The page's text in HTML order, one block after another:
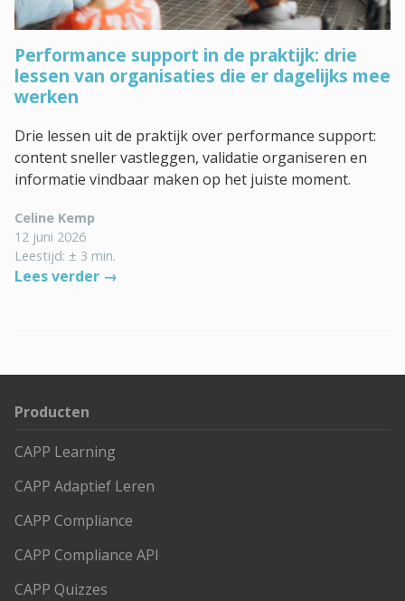
Performance support in de praktijk: drie
lessen van organisaties die er dagelijks mee
werken
Drie lessen uit de praktijk over performance support:
content sneller vastleggen, validatie organiseren en
informatie vindbaar maken op het juiste moment.
Celine Kemp
12 juni 2026
Leestijd: ± 3 min.
Lees verder →
Producten
CAPP Learning
CAPP Adaptief Leren
CAPP Compliance
CAPP Compliance API
CAPP Quizzes